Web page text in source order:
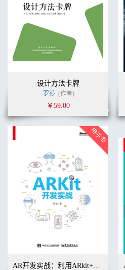
设计方法卡牌
罗莎 (作者)
￥59.00
AR开发实战：利用ARkit+Unity 3D开发Pokemon GO